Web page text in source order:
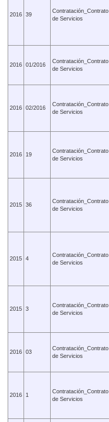
2016 39
Contratación_Contrato
de Servicios
2016 01/2016
Contratación_Contrato
de Servicios
2016 02/2016
Contratación_Contrato
de Servicios
2016 19
Contratación_Contrato
de Servicios
2015 36
Contratación_Contrato
de Servicios
2015 4
Contratación_Contrato
de Servicios
2015 3
Contratación_Contrato
de Servicios
2016 03
Contratación_Contrato
de Servicios
2016 1
Contratación_Contrato
de Servicios